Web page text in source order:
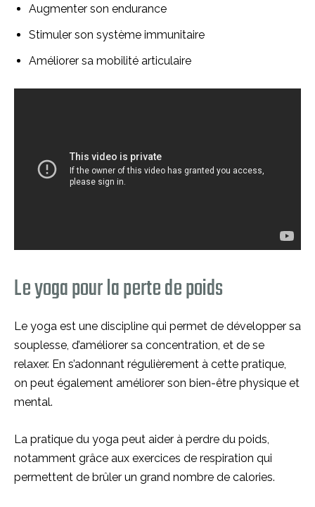
Augmenter son endurance
Stimuler son système immunitaire
Améliorer sa mobilité articulaire
Le yoga pour la perte de poids
Le yoga est une discipline qui permet de développer sa
souplesse, d’améliorer sa concentration, et de se
relaxer. En s’adonnant régulièrement à cette pratique,
on peut également améliorer son bien-être physique et
mental.
La pratique du yoga peut aider à perdre du poids,
notamment grâce aux exercices de respiration qui
permettent de brûler un grand nombre de calories.